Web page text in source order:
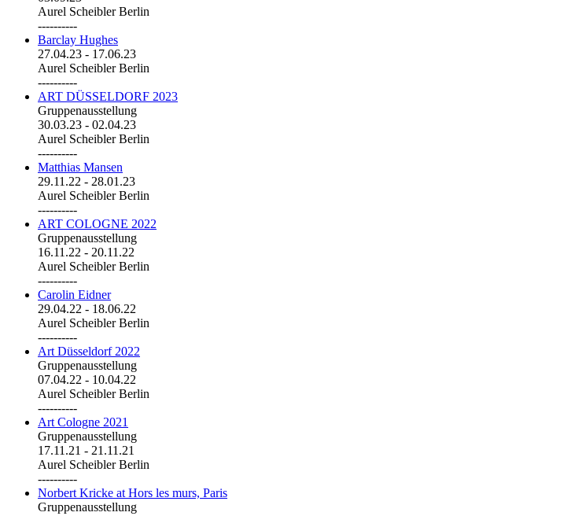
Aurel Scheibler Berlin
----------
Barclay Hughes
27.04.23 - 17.06.23
Aurel Scheibler Berlin
----------
ART DÜSSELDORF 2023
Gruppenausstellung
30.03.23 - 02.04.23
Aurel Scheibler Berlin
----------
Matthias Mansen
29.11.22 - 28.01.23
Aurel Scheibler Berlin
----------
ART COLOGNE 2022
Gruppenausstellung
16.11.22 - 20.11.22
Aurel Scheibler Berlin
----------
Carolin Eidner
29.04.22 - 18.06.22
Aurel Scheibler Berlin
----------
Art Düsseldorf 2022
Gruppenausstellung
07.04.22 - 10.04.22
Aurel Scheibler Berlin
----------
Art Cologne 2021
Gruppenausstellung
17.11.21 - 21.11.21
Aurel Scheibler Berlin
----------
Norbert Kricke at Hors les murs, Paris
Gruppenausstellung